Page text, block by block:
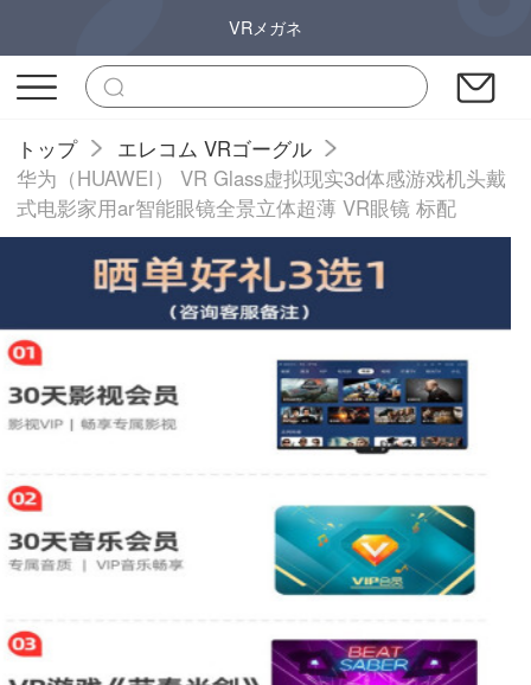
VRメガネ
トップ
エレコム VRゴーグル
华为（HUAWEI） VR Glass虚拟现实3d体感游戏机头戴
式电影家用ar智能眼镜全景立体超薄 VR眼镜 标配